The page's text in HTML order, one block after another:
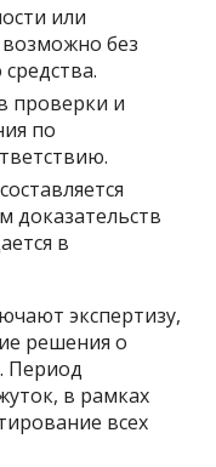
или
возможно без
проверки и
по
доказательств
в
экспертизу,
решения о
Период
в рамках
всех